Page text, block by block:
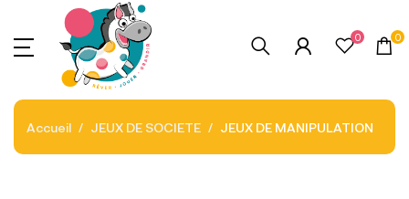
0 0
Accueil JEUX DE SOCIETE JEUX DE MANIPULATION